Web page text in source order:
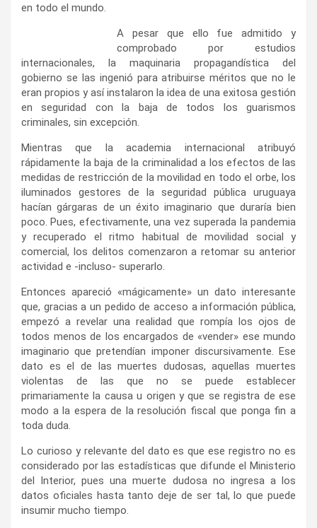
en todo el mundo.
A pesar que ello fue admitido y
comprobado por estudios
internacionales, la maquinaria propagandística del
gobierno se las ingenió para atribuirse méritos que no le
eran propios y así instalaron la idea de una exitosa gestión
en seguridad con la baja de todos los guarismos
criminales, sin excepción.
Mientras que la academia internacional atribuyó
rápidamente la baja de la criminalidad a los efectos de las
medidas de restricción de la movilidad en todo el orbe, los
iluminados gestores de la seguridad pública uruguaya
hacían gárgaras de un éxito imaginario que duraría bien
poco. Pues, efectivamente, una vez superada la pandemia
y recuperado el ritmo habitual de movilidad social y
comercial, los delitos comenzaron a retomar su anterior
actividad e -incluso- superarlo.
Entonces apareció «mágicamente» un dato interesante
que, gracias a un pedido de acceso a información pública,
empezó a revelar una realidad que rompía los ojos de
todos menos de los encargados de «vender» ese mundo
imaginario que pretendían imponer discursivamente. Ese
dato es el de las muertes dudosas, aquellas muertes
violentas de las que no se puede establecer
primariamente la causa u origen y que se registra de ese
modo a la espera de la resolución fiscal que ponga fin a
toda duda.
Lo curioso y relevante del dato es que ese registro no es
considerado por las estadísticas que difunde el Ministerio
del Interior, pues una muerte dudosa no ingresa a los
datos oficiales hasta tanto deje de ser tal, lo que puede
insumir mucho tiempo.